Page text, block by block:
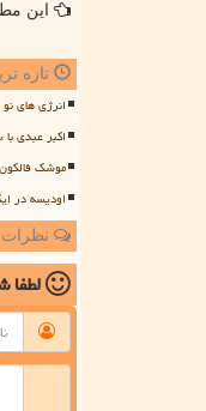
این
تازه
انرژی های
اکبر عبدی
موشک فالکون ۹ دقایقی پیش با ماه برخورد کرد
اودیسه در
نظرات
لطفا